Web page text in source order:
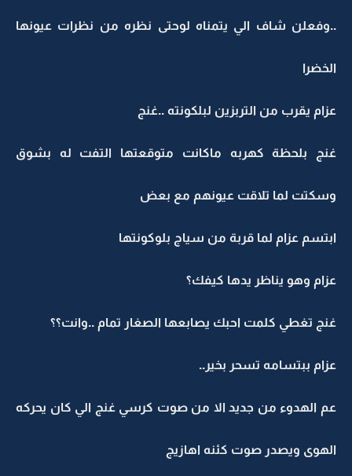
..وفعلن شاف الي يتمناه لوحتى نظره من نظرات عيونها
الخضرا
عزام يقرب من التربزين لبلكونته ..غنج
غنج بلحظة كهربه ماكانت متوقعتها التفت له بشوق
وسكتت لما تلاقت عيونهم مع بعض
ابتسم عزام لما قربة من سياج بلوكونتها
عزام وهو يناظر يدها كيفك؟
غنج تغطي كلمت احبك يصابعها الصغار تمام ..وانت؟؟
عزام ببتسامه تسحر بخير..
عم الهدوء من جديد الا من صوت كرسي غنج الي كان يحركه
الهوى ويصدر صوت كئنه اهازيج